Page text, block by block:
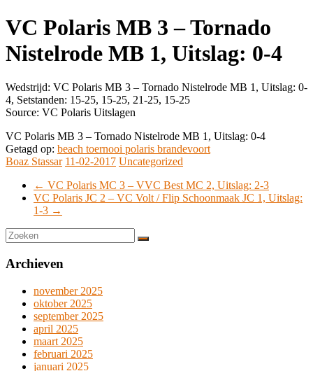
VC Polaris MB 3 – Tornado
Nistelrode MB 1, Uitslag: 0-4
Wedstrijd: VC Polaris MB 3 – Tornado Nistelrode MB 1, Uitslag: 0-
4, Setstanden: 15-25, 15-25, 21-25, 15-25
Source: VC Polaris Uitslagen
VC Polaris MB 3 – Tornado Nistelrode MB 1, Uitslag: 0-4
Getagd op: beach toernooi polaris brandevoort
Boaz Stassar 11-02-2017 Uncategorized
← VC Polaris MC 3 – VVC Best MC 2, Uitslag: 2-3
VC Polaris JC 2 – VC Volt / Flip Schoonmaak JC 1, Uitslag:
1-3 →
Archieven
november 2025
oktober 2025
september 2025
april 2025
maart 2025
februari 2025
januari 2025